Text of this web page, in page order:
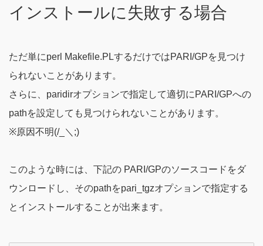
インストールに失敗する場合
ただ単にperl Makefile.PLするだけではPARI/GPを見つけ
られないことがあります。
さらに、paridirオプションで指定して適切にPARI/GPへの
pathを設定しても見つけられないことがあります。
※原因不明(/_＼;)
このような時には、下記の PARI/GPのソースコードをダ
ウンロードし、そのpathをpari_tgzオプションで指定する
とインストールすることが出来ます。